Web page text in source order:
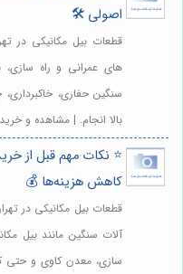
اصولی 🛠️
قطعات بیل مکانیکی در
های عمرانی و راه
سنگین حفاری،
بالا انجام. | مشاهده و خرید
⭐️ نکات مهم قبل از
کاهش هزینه‌ها 💰
قطعات بیل مکانیکی در
آلات سنگین مانند بیل
سازی، معدن کاوی و حتی